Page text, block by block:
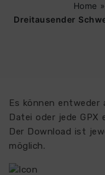
Home »
Dreitausender
Es können entweder
Datei oder jede GPX
Der Download ist
möglich.